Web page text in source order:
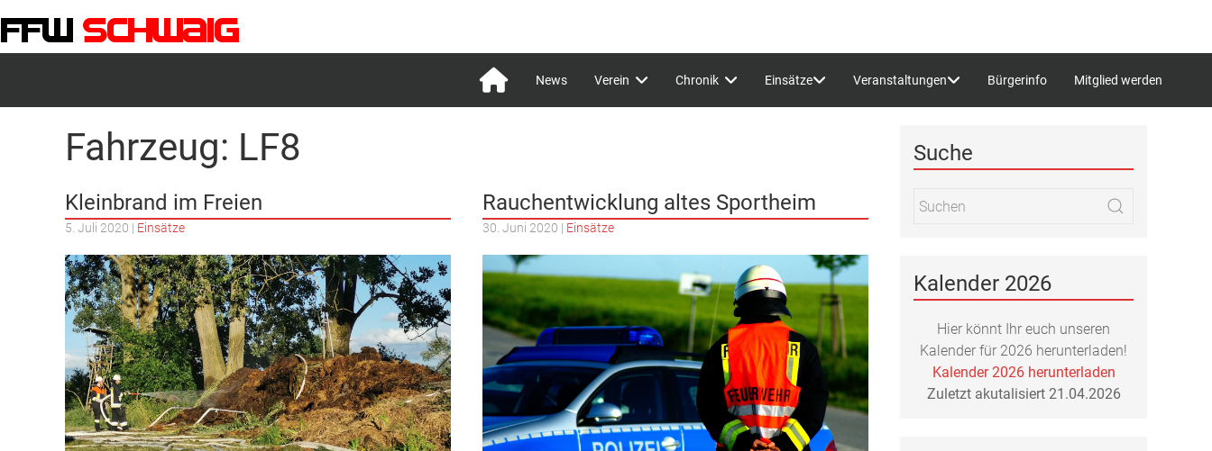
News Verein Chronik Einsätze Veranstaltungen Bürgerinfo Mitglied werden
Fahrzeug: LF8
Kleinbrand im Freien
5. Juli 2020 | Einsätze
Rauchentwicklung altes Sportheim
30. Juni 2020 | Einsätze
Suche
Kalender 2026
Hier könnt Ihr euch unseren
Kalender für 2026 herunterladen!
Kalender 2026 herunterladen
Zuletzt akutalisiert 21.04.2026